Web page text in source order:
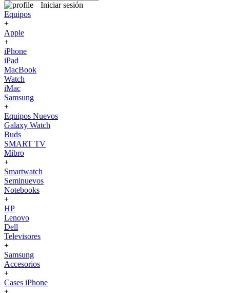
Iniciar sesión
Equipos
+
Apple
+
iPhone
iPad
MacBook
Watch
iMac
Samsung
+
Equipos Nuevos
Galaxy Watch
Buds
SMART TV
Mibro
+
Smartwatch
Seminuevos
Notebooks
+
HP
Lenovo
Dell
Televisores
+
Samsung
Accesorios
+
Cases iPhone